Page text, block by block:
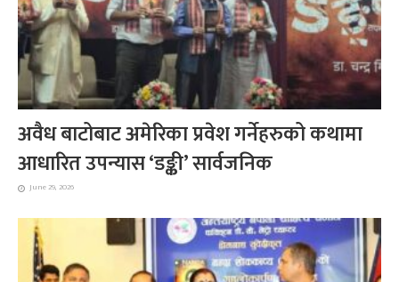
अवैध बाटोबाट अमेरिका प्रवेश गर्नेहरुको कथामा
आधारित उपन्यास ‘डङ्की’ सार्वजनिक
June 29, 2026